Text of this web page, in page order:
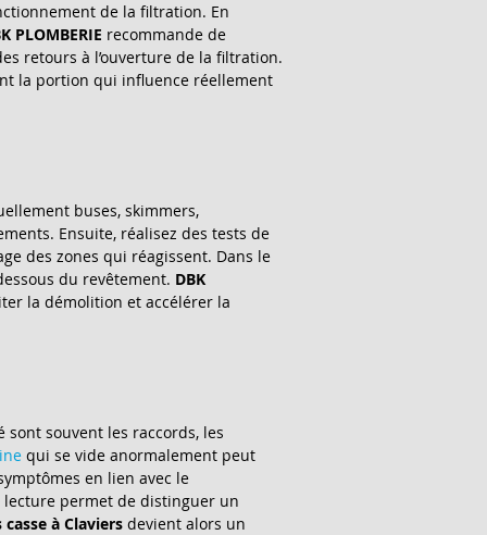
de la filtration. En
PLOMBERIE recommande de
retours à l’ouverture de la filtration.
la portion qui influence réellement
buses, skimmers,
Ensuite, réalisez des tests de
des zones qui réagissent. Dans le
du revêtement. DBK
la démolition et accélérer la
souvent les raccords, les
qui se vide anormalement peut
en lien avec le
lecture permet de distinguer un
à Claviers devient alors un